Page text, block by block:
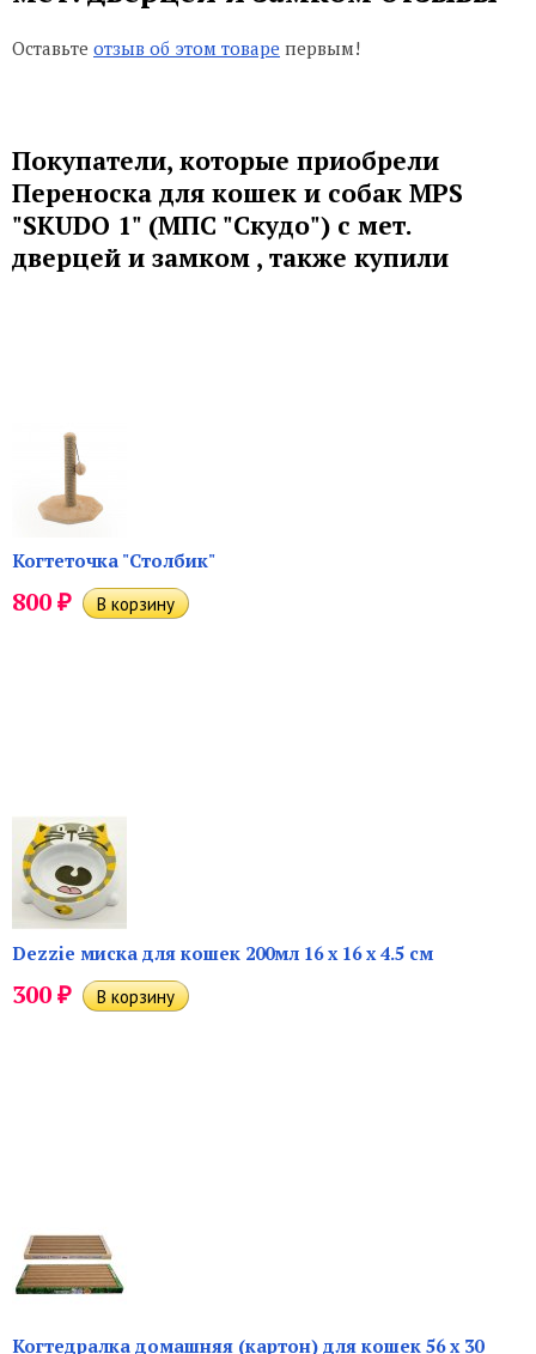
Оставьте отзыв об этом товаре первым!
Покупатели, которые приобрели
Переноска для кошек и собак MPS
"SKUDO 1" (МПС "Скудо") с мет.
дверцей и замком , также купили
Когтеточка "Столбик"
800₽
Dezzie миска для кошек 200мл 16 х 16 х 4.5 см
300₽
Когтедралка домашняя (картон) для кошек 56 х 30